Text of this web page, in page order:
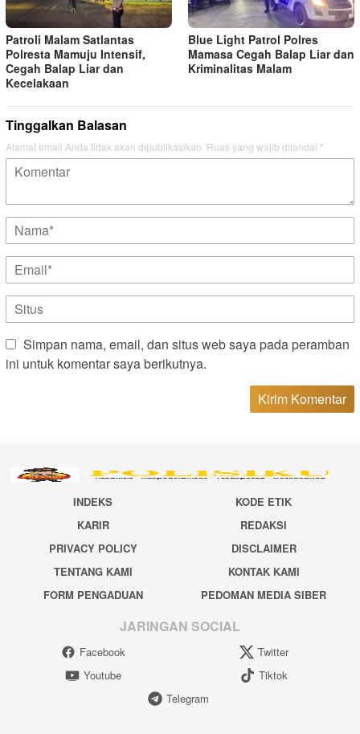
Patroli Malam Satlantas
Polresta Mamuju Intensif,
Cegah Balap Liar dan
Kecelakaan
Blue Light Patrol Polres
Mamasa Cegah Balap Liar dan
Kriminalitas Malam
Tinggalkan Balasan
Alamat email Anda tidak akan dipublikasikan. Ruas yang wajib ditandai *
Simpan nama, email, dan situs web saya pada peramban
ini untuk komentar saya berikutnya.
INDEKS
KODE ETIK
KARIR
REDAKSI
PRIVACY POLICY
DISCLAIMER
TENTANG KAMI
KONTAK KAMI
FORM PENGADUAN
PEDOMAN MEDIA SIBER
JARINGAN SOCIAL
Facebook
Twitter
Youtube
Tiktok
Telegram